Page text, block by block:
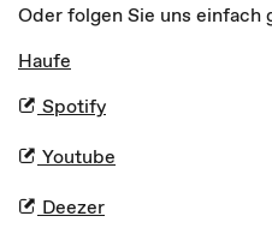
Oder folgen Sie uns einfach
Haufe
Spotify
Youtube
Deezer